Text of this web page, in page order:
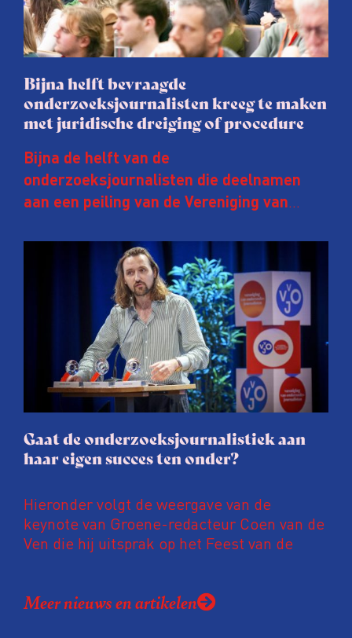
Bijna helft bevraagde
onderzoeksjournalisten kreeg te maken
met juridische dreiging of procedure
Bijna de helft van de
onderzoeksjournalisten die deelnamen
aan een peiling van de Vereniging van
afgelopen twee jaar te maken met
juridische dreiging of een juridische
procedure rond het eigen werk. Dat kost
journalisten tijd, ook ervaren zij stress en
soms worden publicaties aangepast of
gaat de hele publicatie zelfs niet door.
Gaat de onderzoeksjournalistiek aan
haar eigen succes ten onder?
Hieronder volgt de weergave van de
keynote van Groene-redacteur Coen van de
Ven die hij uitsprak op het Feest van de
Coen uit zijn zorgen over de relatie tussen
de macht, de pers en het publiek aan de
Meer nieuws en artikelen